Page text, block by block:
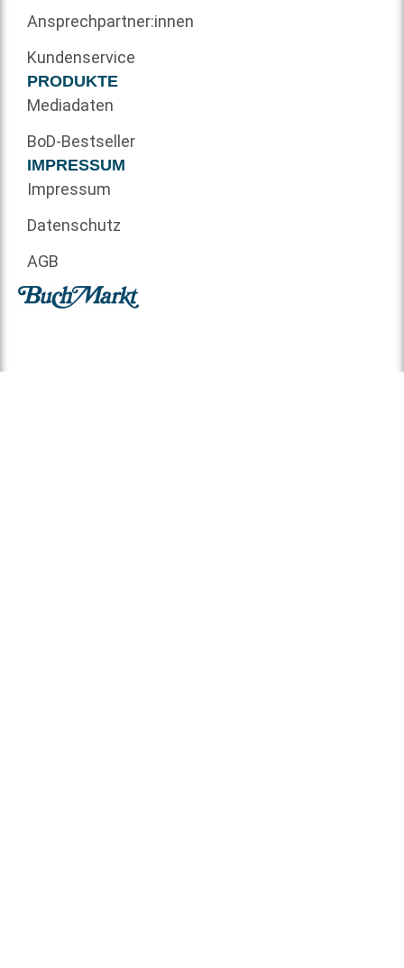
Ansprechpartner:innen
Kundenservice
PRODUKTE
Mediadaten
BoD-Bestseller
IMPRESSUM
Impressum
Datenschutz
AGB